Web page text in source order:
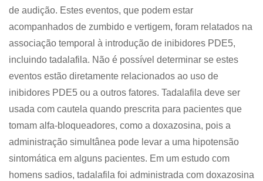
de audição. Estes eventos, que podem estar
acompanhados de zumbido e vertigem, foram relatados na
associação temporal à introdução de inibidores PDE5,
incluindo tadalafila. Não é possível determinar se estes
eventos estão diretamente relacionados ao uso de
inibidores PDE5 ou a outros fatores. Tadalafila deve ser
usada com cautela quando prescrita para pacientes que
tomam alfa-bloqueadores, como a doxazosina, pois a
administração simultânea pode levar a uma hipotensão
sintomática em alguns pacientes. Em um estudo com
homens sadios, tadalafila foi administrada com doxazosina